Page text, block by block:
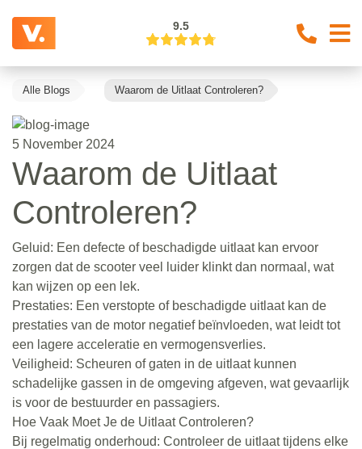
9.5
Alle Blogs Waarom de Uitlaat Controleren?
5 November 2024
Waarom de Uitlaat
Controleren?
Geluid: Een defecte of beschadigde uitlaat kan ervoor
zorgen dat de scooter veel luider klinkt dan normaal, wat
kan wijzen op een lek.
Prestaties: Een verstopte of beschadigde uitlaat kan de
prestaties van de motor negatief beïnvloeden, wat leidt tot
een lagere acceleratie en vermogensverlies.
Veiligheid: Scheuren of gaten in de uitlaat kunnen
schadelijke gassen in de omgeving afgeven, wat gevaarlijk
is voor de bestuurder en passagiers.
Hoe Vaak Moet Je de Uitlaat Controleren?
Bij regelmatig onderhoud: Controleer de uitlaat tijdens elke